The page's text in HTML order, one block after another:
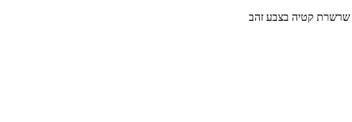
שרשרת קטיה בצבע זהב